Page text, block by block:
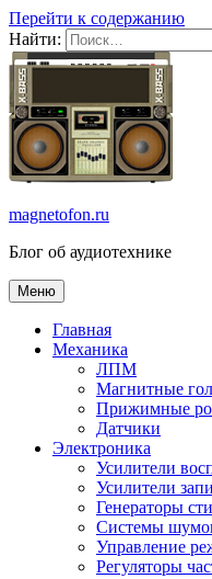
Перейти к содержанию
Найти:
magnetofon.ru
Блог об аудиотехнике
Меню
Главная
Механика
ЛПМ
Магнитные
Прижимные
Датчики
Электроника
Усилители
Усилители
Генераторы
Системы
Управление
Регуляторы